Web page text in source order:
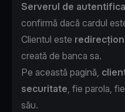
Serverul de
confirmă dacă cardul
Clientul este
creată de banca sa.
Pe această pagină,
securitate, fie parola,
său.